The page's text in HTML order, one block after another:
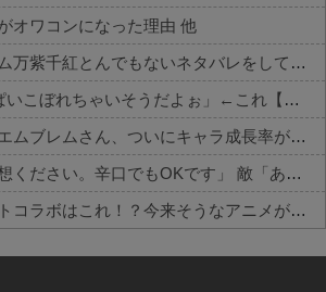
オワコンになった理由 他
ファイアーエムブレム万紫千紅とんでもないネタバレをしてしまう…
「この水着……お●ぱいこぼれちゃいそうだよぉ」←これ【ラブライブ！】
【朗報】ファイアーエムブレムさん、ついにキャラ成長率がゲーム内で見れるようになる
ゲーム作者ワイ「感想ください。辛口でもOKです」 敵「あれがだめ。これがだめ」
【期待】次のモンストコラボはこれ！？今来そうなアニメが話題に
互RSS